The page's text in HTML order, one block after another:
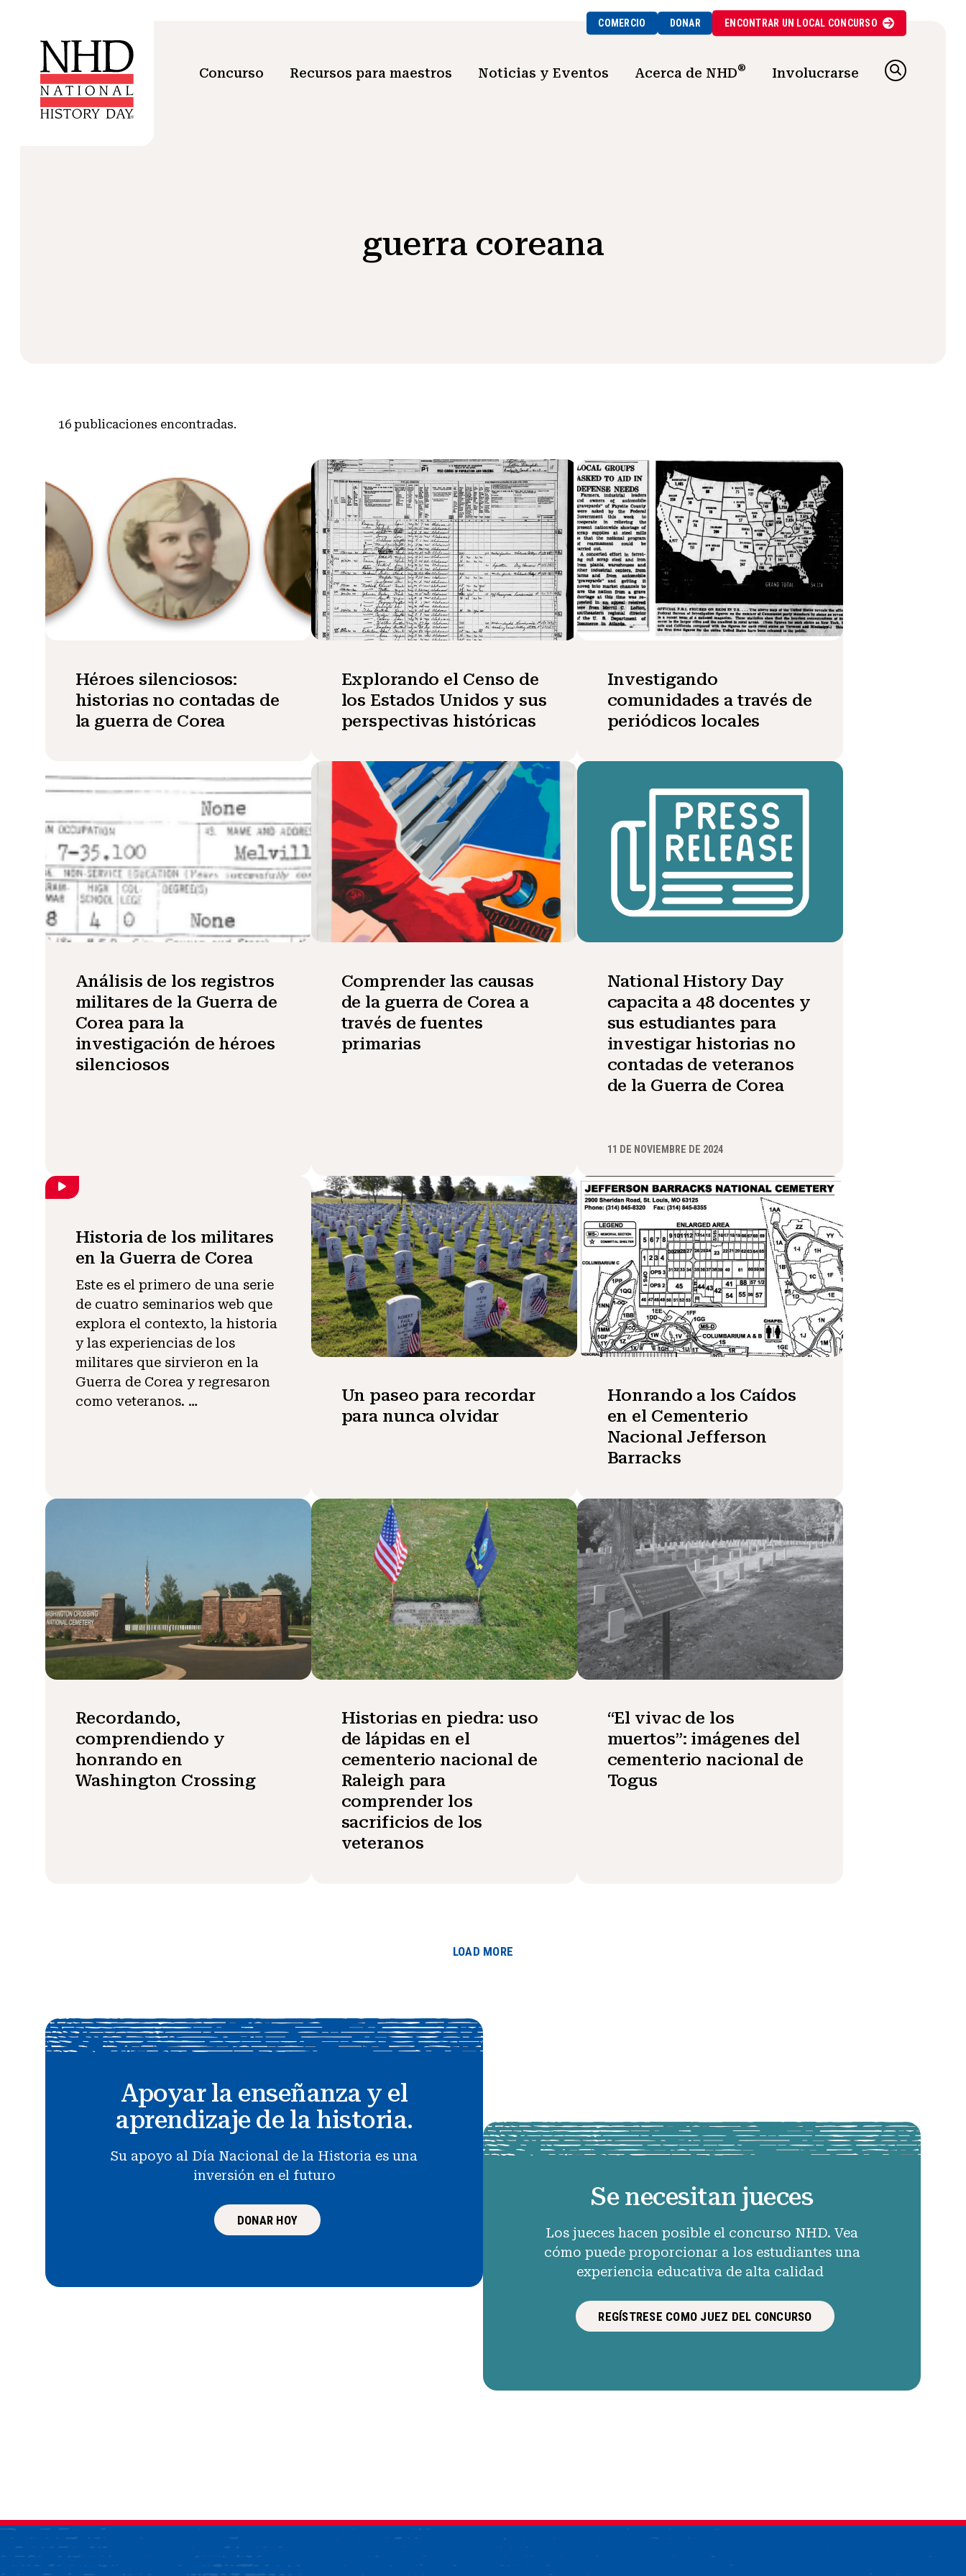
COMERCIO DONAR ENCONTRAR UN LOCAL CONCURSO
Concurso Recursos para maestros Noticias y Eventos Acerca de NHD® Involucrarse
guerra coreana
16 publicaciones encontradas.
Héroes silenciosos:
historias no contadas de
la guerra de Corea
Explorando el Censo de
los Estados Unidos y sus
perspectivas históricas
Investigando
comunidades a través de
periódicos locales
Análisis de los registros
militares de la Guerra de
Corea para la
investigación de héroes
silenciosos
Comprender las causas
de la guerra de Corea a
través de fuentes
primarias
National History Day
capacita a 48 docentes y
sus estudiantes para
investigar historias no
contadas de veteranos
de la Guerra de Corea
11 DE NOVIEMBRE DE 2024
Historia de los militares
en la Guerra de Corea
Este es el primero de una serie
de cuatro seminarios web que
explora el contexto, la historia
y las experiencias de los
militares que sirvieron en la
Guerra de Corea y regresaron
como veteranos. …
Un paseo para recordar
para nunca olvidar
Honrando a los Caídos
en el Cementerio
Nacional Jefferson
Barracks
Recordando,
comprendiendo y
honrando en
Washington Crossing
Historias en piedra: uso
de lápidas en el
cementerio nacional de
Raleigh para
comprender los
sacrificios de los
veteranos
“El vivac de los
muertos”: imágenes del
cementerio nacional de
Togus
LOAD MORE
Apoyar la enseñanza y el
aprendizaje de la historia.
Su apoyo al Día Nacional de la Historia es una
inversión en el futuro
DONAR HOY
Se necesitan jueces
Los jueces hacen posible el concurso NHD. Vea
cómo puede proporcionar a los estudiantes una
experiencia educativa de alta calidad
REGÍSTRESE COMO JUEZ DEL CONCURSO